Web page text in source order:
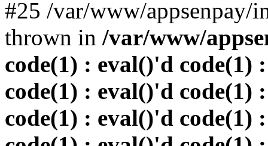
#25 /var/www/
thrown in /var/www/
code(1) : eval()'d code(1)
code(1) : eval()'d code(1)
code(1) : eval()'d code(1)